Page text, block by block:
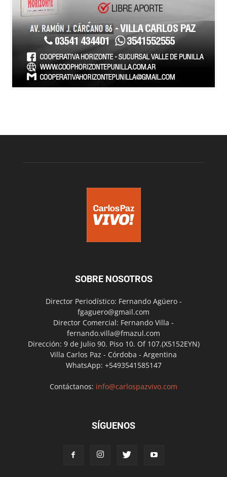
SOBRE NOSOTROS
Director Periodístico: Fernando Agüero -
fgaguero@gmail.com
Director Comercial: Fernando Villa -
fernando.villa@fmazul.com
Dirección: 9 de Julio 90. Piso 10. Of 107.(X5152EYN)
Villa Carlos Paz - Córdoba - Argentina
WhatsApp: +5493541585147
Contáctanos: info@carlospazvivo.com
SÍGUENOS